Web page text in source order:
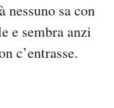
sa con
e sembra anzi
c’entrasse.